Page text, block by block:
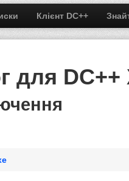
Клієнт DC++
для DC++